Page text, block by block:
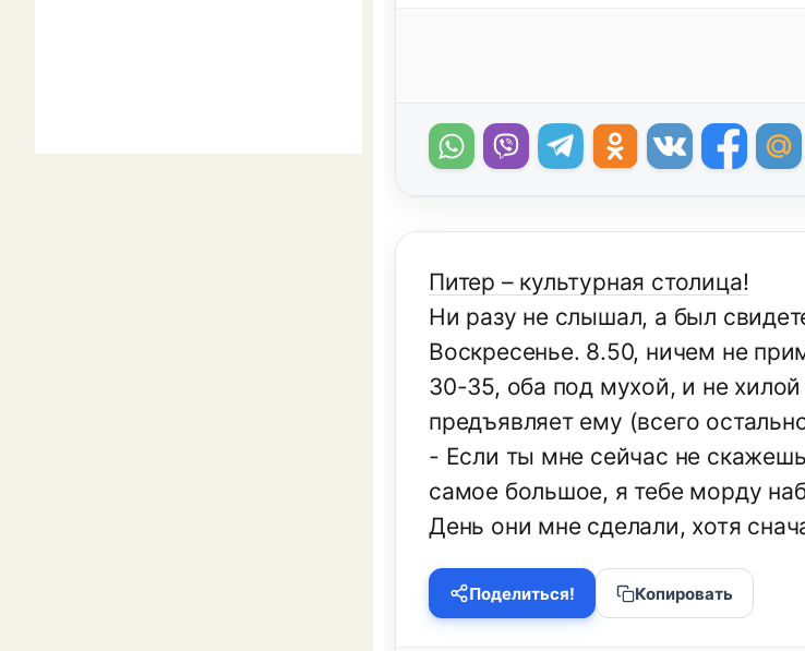
Питер – культурная столица!
Ни разу не слышал, а был
Воскресенье. 8.50, ничем не
30-35, оба под мухой, и не
предъявляет ему (всего
- Если ты мне сейчас не
самое большое, я тебе морду
День они мне сделали, хотя
Поделиться! Копировать